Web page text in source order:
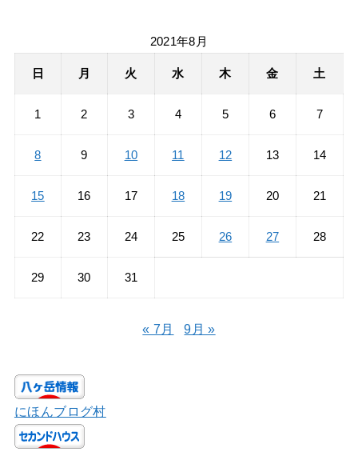
2021年8月
日 月 火 水 木 金 土
1 2 3 4 5 6 7
8 9 10 11 12 13 14
15 16 17 18 19 20 21
22 23 24 25 26 27 28
29 30 31
« 7月 9月 »
にほんブログ村